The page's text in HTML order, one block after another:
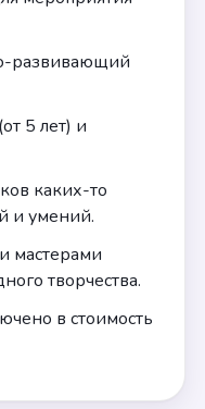
развивающий
5 лет) и
каких-то
и умений.
мастерами
творчества.
в стоимость